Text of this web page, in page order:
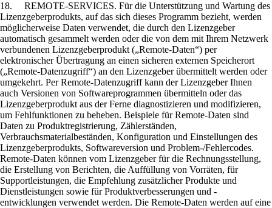
18. REMOTE-SERVICES. Für die Unterstützung und Wartung des
Lizenzgeberprodukts, auf das sich dieses Programm bezieht, werden
möglicherweise Daten verwendet, die durch den Lizenzgeber
automatisch gesammelt werden oder die von dem mit Ihrem Netzwerk
verbundenen Lizenzgeberprodukt („Remote-Daten“) per
elektronischer Übertragung an einen sicheren externen Speicherort
(„Remote-Datenzugriff“) an den Lizenzgeber übermittelt werden oder
umgekehrt. Per Remote-Datenzugriff kann der Lizenzgeber Ihnen
auch Versionen von Softwareprogrammen übermitteln oder das
Lizenzgeberprodukt aus der Ferne diagnostizieren und modifizieren,
um Fehlfunktionen zu beheben. Beispiele für Remote-Daten sind
Daten zu Produktregistrierung, Zählerständen,
Verbrauchsmaterialbeständen, Konfiguration und Einstellungen des
Lizenzgeberprodukts, Softwareversion und Problem-/Fehlercodes.
Remote-Daten können vom Lizenzgeber für die Rechnungsstellung,
die Erstellung von Berichten, die Auffüllung von Vorräten, für
Supportleistungen, die Empfehlung zusätzlicher Produkte und
Dienstleistungen sowie für Produktverbesserungen und -
entwicklungen verwendet werden. Die Remote-Daten werden auf eine